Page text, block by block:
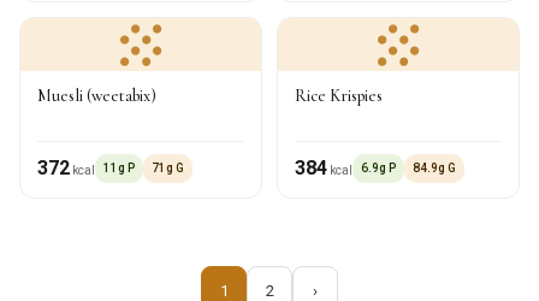
Muesli (weetabix)
372 kcal 11g P 71g G
Rice Krispies
384 kcal 6.9g P 84.9g G
1 2 ›